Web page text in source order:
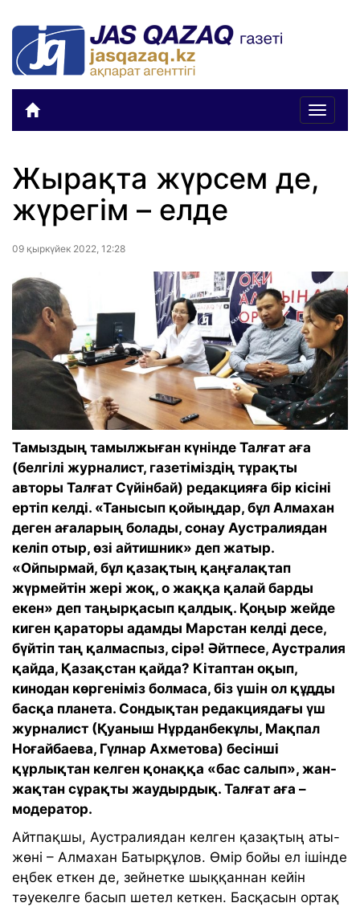
Toggle
Жырақта жүрсем де,
жүрегім – елде
09 қыркүйек 2022, 12:28
Тамыздың тамылжыған күнінде Талғат аға
(белгілі журналист, газетіміздің тұрақты
авторы Талғат Сүйінбай) редакцияға бір кісіні
ертіп келді. «Танысып қойыңдар, бұл Алмахан
деген ағаларың болады, сонау Аустралиядан
келіп отыр, өзі айтишник» деп жатыр.
«Ойпырмай, бұл қазақтың қаңғалақтап
жүрмейтін жері жоқ, о жаққа қалай барды
екен» деп таңырқасып қалдық. Қоңыр жейде
киген қараторы адамды Марстан келді десе,
бүйтіп таң қалмаспыз, сірә! Әйтпесе, Аустралия
қайда, Қазақстан қайда? Кітаптан оқып,
кинодан көргеніміз болмаса, біз үшін ол құдды
басқа планета. Сондықтан редакциядағы үш
журналист (Қуаныш Нұрданбекұлы, Мақпал
Ноғайбаева, Гүлнар Ахметова) бесінші
құрлықтан келген қонаққа «бас салып», жан-
жақтан сұрақты жаудырдық. Талғат аға –
модератор.
Айтпақшы, Аустралиядан келген қазақтың аты-
жөні – Алмахан Батырқұлов. Өмір бойы ел ішінде
еңбек еткен де, зейнетке шыққаннан кейін
тәуекелге басып шетел кеткен. Басқасын ортақ